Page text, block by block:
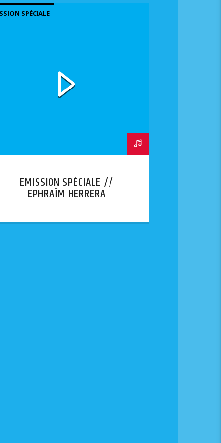
SPÉCIALE
EMISSION SPÉCIALE //
EPHRAÏM HERRERA